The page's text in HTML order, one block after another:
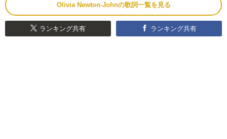
Olivia Newton-Johnの歌詞一覧を見る
ランキング共有 ランキング共有